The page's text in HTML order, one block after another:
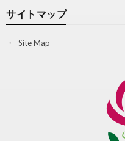
サイトマップ
Site Map